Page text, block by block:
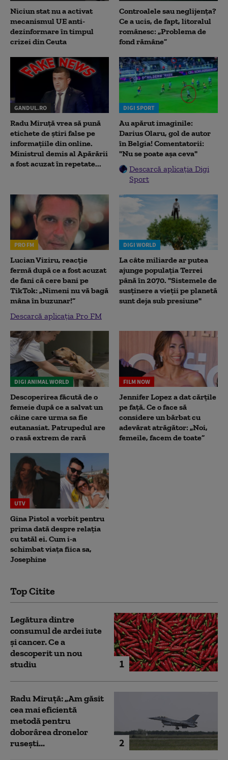
Niciun stat nu a activat
mecanismul UE anti-
dezinformare în timpul
crizei din Ceuta
Controalele sau neglijența?
Ce a ucis, de fapt, litoralul
românesc: „Problema de
fond rămâne”
GANDUL.RO
Radu Miruţă vrea să pună
etichete de știri false pe
informațiile din online.
Ministrul demis al Apărării
a fost acuzat în repetate...
DIGI SPORT
Au apărut imaginile:
Darius Olaru, gol de autor
în Belgia! Comentatorii:
"Nu se poate așa ceva"
Descarcă aplicația Digi
Sport
PRO FM
Lucian Viziru, reacție
fermă după ce a fost acuzat
de fani că cere bani pe
TikTok: „Nimeni nu vă bagă
mâna în buzunar!”
Descarcă aplicația Pro FM
DIGI WORLD
La câte miliarde ar putea
ajunge populația Terrei
până în 2070. "Sistemele de
susținere a vieții pe planetă
sunt deja sub presiune"
DIGI ANIMAL WORLD
Descoperirea făcută de o
femeie după ce a salvat un
câine care urma sa fie
eutanasiat. Patrupedul are
o rasă extrem de rară
FILM NOW
Jennifer Lopez a dat cărțile
pe față. Ce o face să
considere un bărbat cu
adevărat atrăgător: „Noi,
femeile, facem de toate”
UTV
Gina Pistol a vorbit pentru
prima dată despre relația
cu tatăl ei. Cum i-a
schimbat viața fiica sa,
Josephine
Top Citite
1
Legătura dintre
consumul de ardei iute
și cancer. Ce a
descoperit un nou
studiu
2
Radu Miruță: „Am găsit
cea mai eficientă
metodă pentru
doborârea dronelor
rusești...